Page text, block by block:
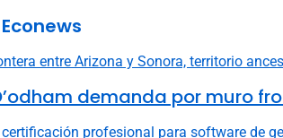
demanda por muro